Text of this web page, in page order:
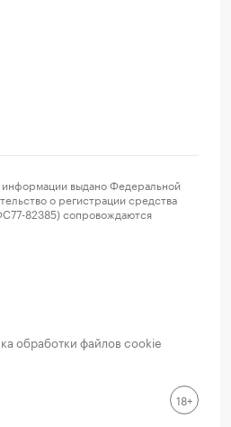
выдано Федеральной
о регистрации средства
82385) сопровождаются
обработки файлов cookie
18+